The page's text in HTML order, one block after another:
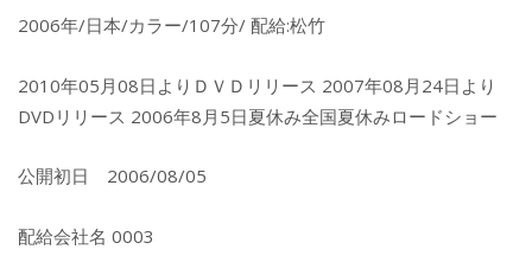
2006年/日本/カラー/107分/ 配給:松竹
2010年05月08日よりＤＶＤリリース 2007年08月24日より
DVDリリース 2006年8月5日夏休み全国夏休みロードショー
公開初日 2006/08/05
配給会社名 0003